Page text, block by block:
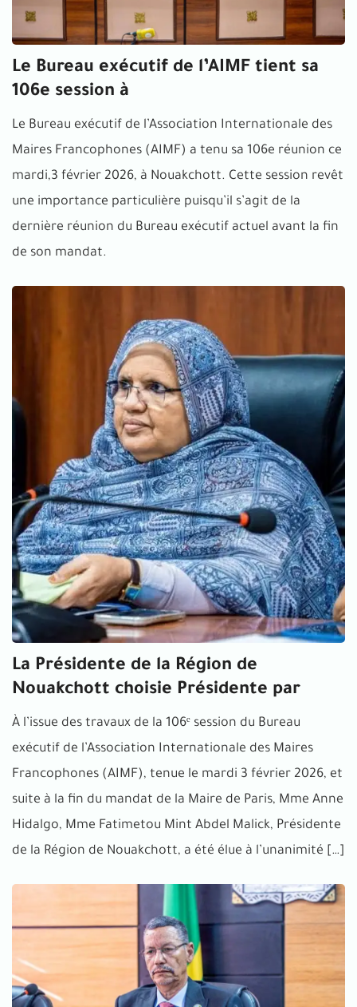
Le Bureau exécutif de l’AIMF tient sa
106e session à
Le Bureau exécutif de l’Association Internationale des
Maires Francophones (AIMF) a tenu sa 106e réunion ce
mardi,3 février 2026, à Nouakchott. Cette session revêt
une importance particulière puisqu’il s’agit de la
dernière réunion du Bureau exécutif actuel avant la fin
de son mandat.
La Présidente de la Région de
Nouakchott choisie Présidente par
À l’issue des travaux de la 106ᵉ session du Bureau
exécutif de l’Association Internationale des Maires
Francophones (AIMF), tenue le mardi 3 février 2026, et
suite à la fin du mandat de la Maire de Paris, Mme Anne
Hidalgo, Mme Fatimetou Mint Abdel Malick, Présidente
de la Région de Nouakchott, a été élue à l’unanimité […]